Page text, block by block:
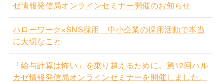
ゼ情報発信局オンラインセミナー開催のお知らせ
ハローワーク×SNS採用 中小企業の採用活動で本当
に大切なこと
「給与計算は怖い」を乗り越えるために。第12回ハル
カゼ情報発信局オンラインセミナーを開催しました。